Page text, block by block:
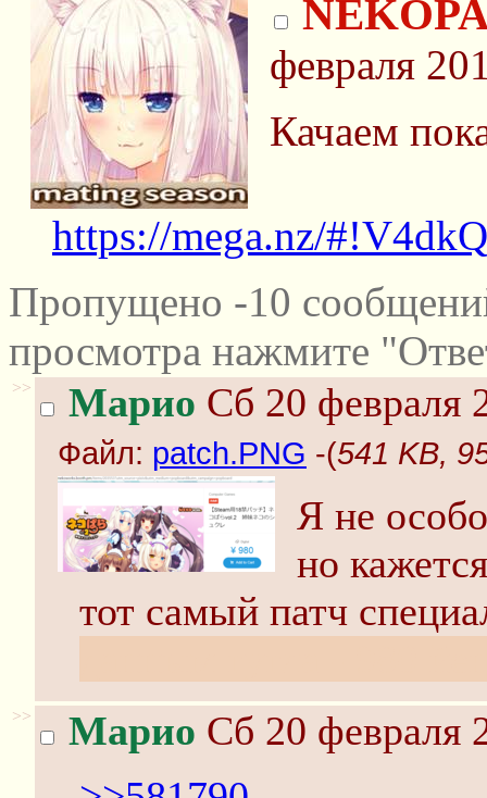
февраля
Качаем
https://mega.nz/
Пропущено -10
просмотра нажмите
>> Марио Сб 20 февраля
Файл: patch.PNG -(541 KB,
Я не
но
тот самый патч
>> Марио Сб 20 февраля